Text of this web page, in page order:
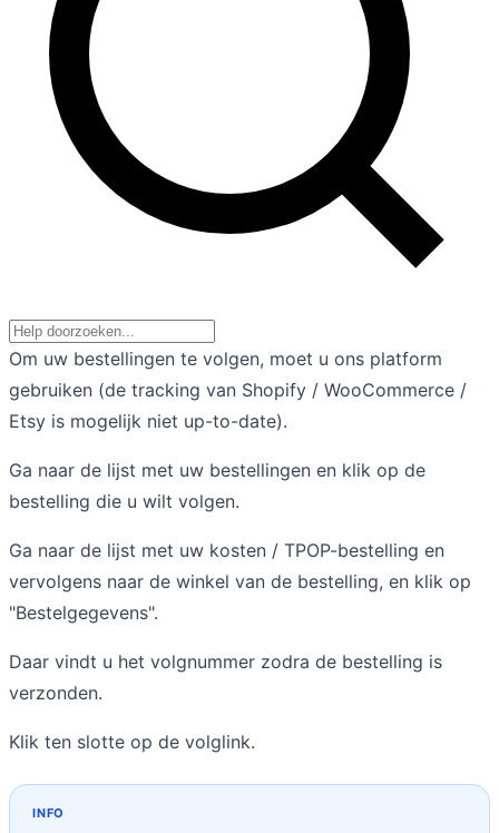
Om uw bestellingen te volgen, moet u ons platform
gebruiken (de tracking van Shopify / WooCommerce /
Etsy is mogelijk niet up-to-date).
Ga naar de lijst met uw bestellingen en klik op de
bestelling die u wilt volgen.
Ga naar de lijst met uw kosten / TPOP-bestelling en
vervolgens naar de winkel van de bestelling, en klik op
"Bestelgegevens".
Daar vindt u het volgnummer zodra de bestelling is
verzonden.
Klik ten slotte op de volglink.